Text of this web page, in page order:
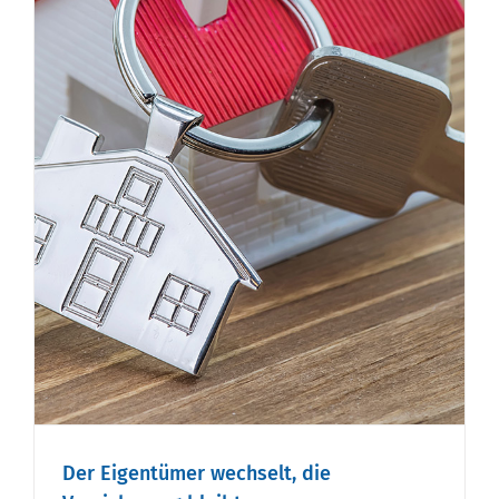
Der Eigentümer wechselt, die